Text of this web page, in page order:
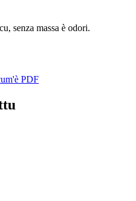
senza massa è odori.
PDF